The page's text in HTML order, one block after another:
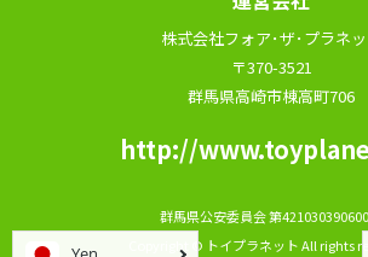
株式会社フォア･ザ･プラネ
〒370-3521
群馬県高崎市棟高町706
http://
群⾺県公安委員会 第
Copyright © トイプラネット All rights